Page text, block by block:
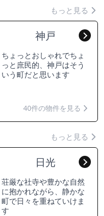
もっと見る
神戸
ちょっとおしゃれでちょ
っと庶民的、神戸はそう
いう町だと思います
40件の物件を見る
もっと見る
日光
荘厳な社寺や豊かな自然
に抱かれながら、静かな
町で日々を重ねていけま
す